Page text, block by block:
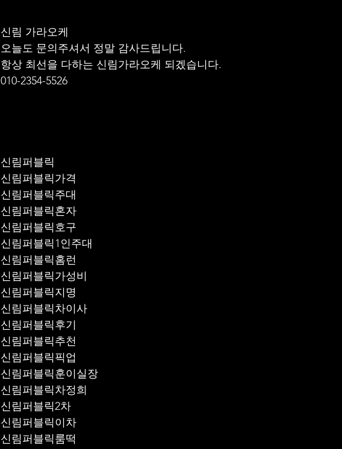
신림 가라오케
오늘도 문의주셔서 정말 감사드립니다.
항상 최선을 다하는 신림가라오케 되겠습니다.
010-2354-5526
신림퍼블릭
신림퍼블릭가격
신림퍼블릭주대
신림퍼블릭혼자
신림퍼블릭호구
신림퍼블릭1인주대
신림퍼블릭홈런
신림퍼블릭가성비
신림퍼블릭지명
신림퍼블릭차이사
신림퍼블릭후기
신림퍼블릭추천
신림퍼블릭훈이실장
신림퍼블릭차정희
신림퍼블릭2차
신림퍼블릭이차
신림퍼블릭룸떡